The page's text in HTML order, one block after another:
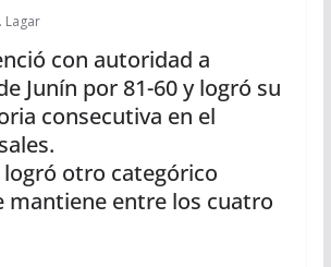
Lagar
con autoridad a
Junín por 81-60 y logró su
consecutiva en el